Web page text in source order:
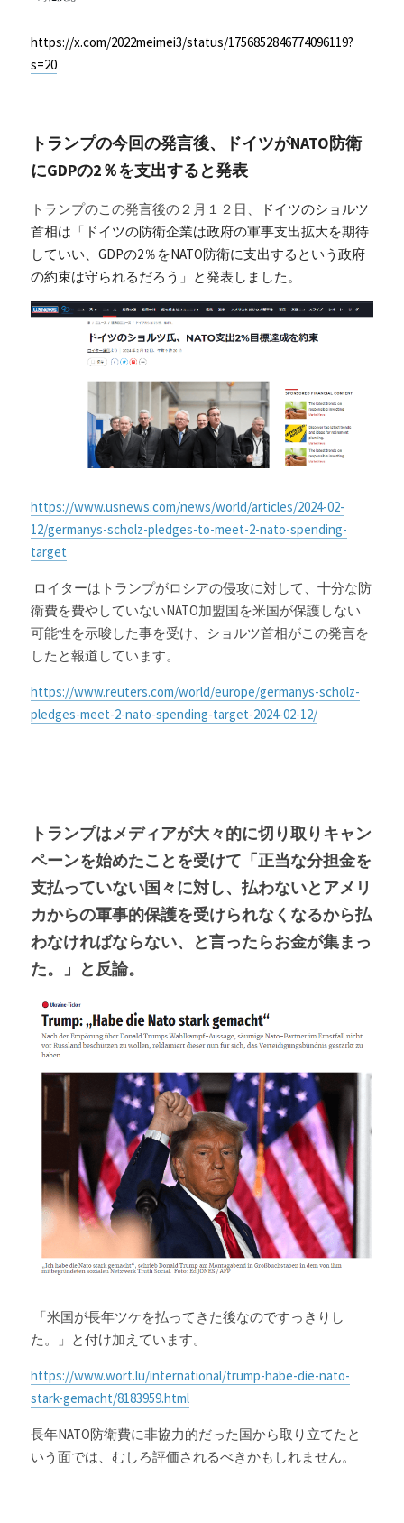
https://x.com/2022meimei3/status/1756852846774096119?
s=20
トランプの今回の発言後、ドイツがNATO防衛
にGDPの2％を支出すると発表
トランプのこの発言後の２月１２日、
ドイツのショルツ
首相は「ドイツの防衛企業は政府の軍事支出拡大を期待
していい、GDPの2％をNATO防衛に支出するという政府
の約束は守られるだろう」と発表しました。
https://www.usnews.com/news/world/articles/2024-02-
12/germanys-scholz-pledges-to-meet-2-nato-spending-
target
衛費を費やしていないNATO加盟国を米国が保護しない
可能性を示唆した事を受け、 ショルツ首相がこの発言を
したと報道しています。
https://www.reuters.com/world/europe/germanys-scholz-
pledges-meet-2-nato-spending-target-2024-02-12/
トランプはメディアが大々的に切り取りキャン
ペーンを始めたことを受けて「正当な分担金を
支払っていない国々に対し、払わないとアメリ
カからの軍事的保護を受けられなくなるから払
わなければならない、と言ったらお金が集まっ
た。」と反論。
た。」と付け加えています。
https://www.wort.lu/international/trump-habe-die-nato-
stark-gemacht/8183959.html
長年NATO防衛費に非協力的だった国から取り立てたと
いう面では、むしろ評価されるべきかもしれません。